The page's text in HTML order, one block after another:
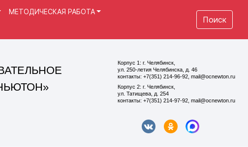
МЕТОДИЧЕСКАЯ РАБОТА
Поиск
ул. 250-летия Челябинска, д. 46
контакты: +7(351) 214-96-92, mail@ocnewton.ru
контакты: +7(351) 214-97-92, mail@ocnewton.ru